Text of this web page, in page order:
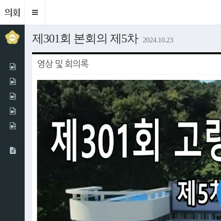
의회
Toggle
제301회 본회의 제5차 2024.10.23
영상 및 회의록